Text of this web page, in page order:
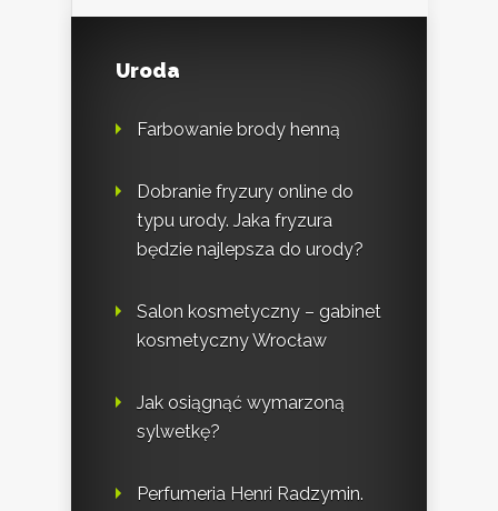
Uroda
Farbowanie brody henną
Dobranie fryzury online do
typu urody. Jaka fryzura
będzie najlepsza do urody?
Salon kosmetyczny – gabinet
kosmetyczny Wrocław
Jak osiągnąć wymarzoną
sylwetkę?
Perfumeria Henri Radzymin.